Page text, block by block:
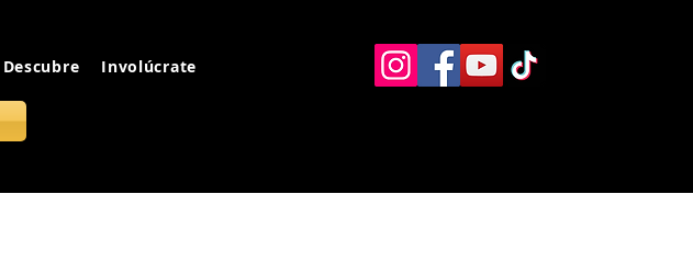
Descubre Involúcrate Recursos alternos Contacto